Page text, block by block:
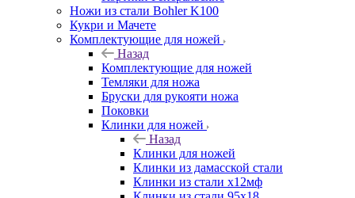
Ножи из стали Bohler K100
Кукри и Мачете
Комплектующие для ножей
Назад
Комплектующие для ножей
Темляки для ножа
Бруски для рукояти ножа
Поковки
Клинки для ножей
Назад
Клинки для ножей
Клинки из дамасской стали
Клинки из стали х12мф